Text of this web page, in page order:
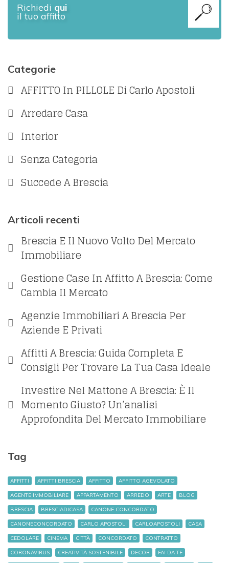
Richiedi qui
il tuo affitto
Categorie
AFFITTO In PILLOLE Di Carlo Apostoli
Arredare Casa
Interior
Senza Categoria
Succede A Brescia
Articoli recenti
Brescia E Il Nuovo Volto Del Mercato
Immobiliare
Gestione Case In Affitto A Brescia: Come
Cambia Il Mercato
Agenzie Immobiliari A Brescia Per
Aziende E Privati
Affitti A Brescia: Guida Completa E
Consigli Per Trovare La Tua Casa Ideale
Investire Nel Mattone A Brescia: È Il
Momento Giusto? Un’analisi
Approfondita Del Mercato Immobiliare
Tag
AFFITTI AFFITTI BRESCIA AFFITTO AFFITTO AGEVOLATO
AGENTE IMMOBILIARE APPARTAMENTO ARREDO ARTE BLOG
BRESCIA BRESCIADICASA CANONE CONCORDATO
CANONECONCORDATO CARLO APOSTOLI CARLOAPOSTOLI CASA
CEDOLARE CINEMA CITTÀ CONCORDATO CONTRATTO
CORONAVIRUS CREATIVITÀ SOSTENIBILE DECOR FAI DA TE